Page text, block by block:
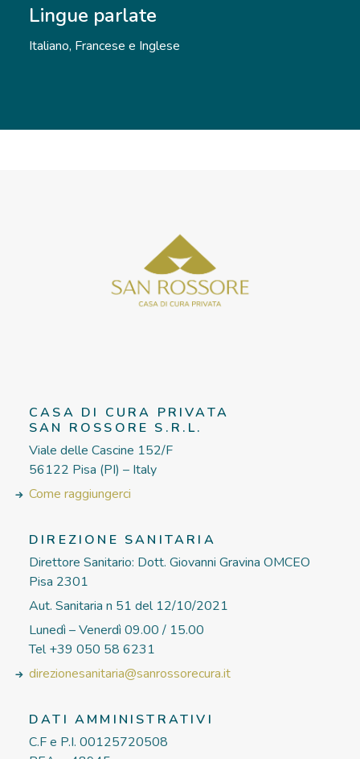
Lingue parlate
Italiano, Francese e Inglese
CASA DI CURA PRIVATA
SAN ROSSORE S.R.L.
Viale delle Cascine 152/F
56122 Pisa (PI) – Italy
Come raggiungerci
DIREZIONE SANITARIA
Direttore Sanitario: Dott. Giovanni Gravina OMCEO
Pisa 2301
Aut. Sanitaria n 51 del 12/10/2021
Lunedì – Venerdì 09.00 / 15.00
Tel +39 050 58 6231
direzionesanitaria@sanrossorecura.it
DATI AMMINISTRATIVI
C.F e P.I. 00125720508